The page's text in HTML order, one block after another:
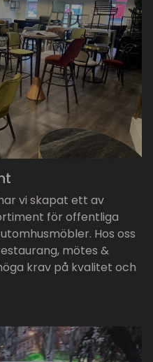
vi skapat ett av
för offentliga
Hos oss
mötes &
krav på kvalitet och